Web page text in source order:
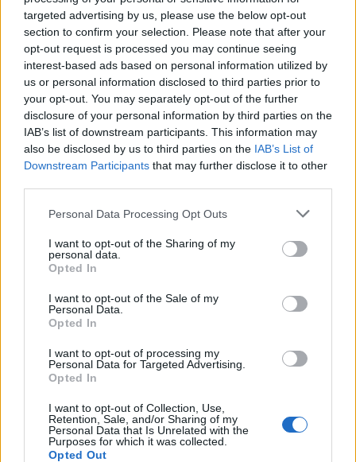
targeted advertising by us, please use the below opt-out
section to confirm your selection. Please note that after your
opt-out request is processed you may continue seeing
interest-based ads based on personal information utilized by
us or personal information disclosed to third parties prior to
your opt-out. You may separately opt-out of the further
disclosure of your personal information by third parties on the
IAB’s list of downstream participants. This information may
also be disclosed by us to third parties on the IAB’s List of
Downstream Participants that may further disclose it to other
Please note that this website/app uses one or more Google
not limited to your visit or usage behaviour. You may click to
grant or deny consent to Google and its third-party tags to
use your data for below specified purposes in below Google
consent section.
Personal Data Processing Opt Outs
I want to opt-out of the Sharing of my
personal data.
Opted In
I want to opt-out of the Sale of my
Personal Data.
Opted In
I want to opt-out of processing my
Personal Data for Targeted Advertising.
Opted In
I want to opt-out of Collection, Use,
Retention, Sale, and/or Sharing of my
Personal Data that Is Unrelated with the
Purposes for which it was collected.
Opted Out
Οι διακοπές της Άννας Βίσση στην Κεφαλονιά και η
μπάντα που την έκανε να σηκωθεί… (video)
ΑΝΑΡΤΗΘΗΚΕ ΑΠΟΕΛΕΑΝΑ ΖΑΜΠΑΡΑ 8 ΑΥΓΟΎΣΤΟΥ 2026
LIFESTYLE
Τον αναγνωρίζετε; Ποιός γνωστός Έλληνας ηθοποιός
με μακριά μαλλιά είναι το αγόρι στη φωτογραφία;
ΑΝΑΡΤΗΘΗΚΕ ΑΠΟ ΣΤΈΛΛΑ ΛΊΤΑΙΝΑ